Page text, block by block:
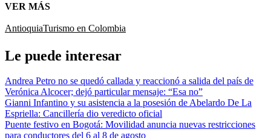
VER MÁS
AntioquiaTurismo en Colombia
Le puede interesar
Andrea Petro no se quedó callada y reaccionó a salida del país de
Verónica Alcocer; dejó particular mensaje: “Esa no”
Gianni Infantino y su asistencia a la posesión de Abelardo De La
Espriella: Cancillería dio veredicto oficial
Puente festivo en Bogotá: Movilidad anuncia nuevas restricciones
para conductores del 6 al 8 de agosto